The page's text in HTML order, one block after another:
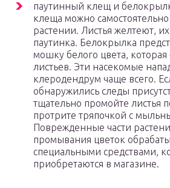
паутинный клещ и
клеща можно
растении. Листья желтеют,
паутинка. Белокрылка
мошку белого цвета, которая
листьев. Эти насекомые
клеродендрум чаще всего.
обнаружились следы
тщательно промойте листья
протрите тряпочкой с
Поврежденные части
промывания цветок
специальными средствами,
приобретаются в магазине.